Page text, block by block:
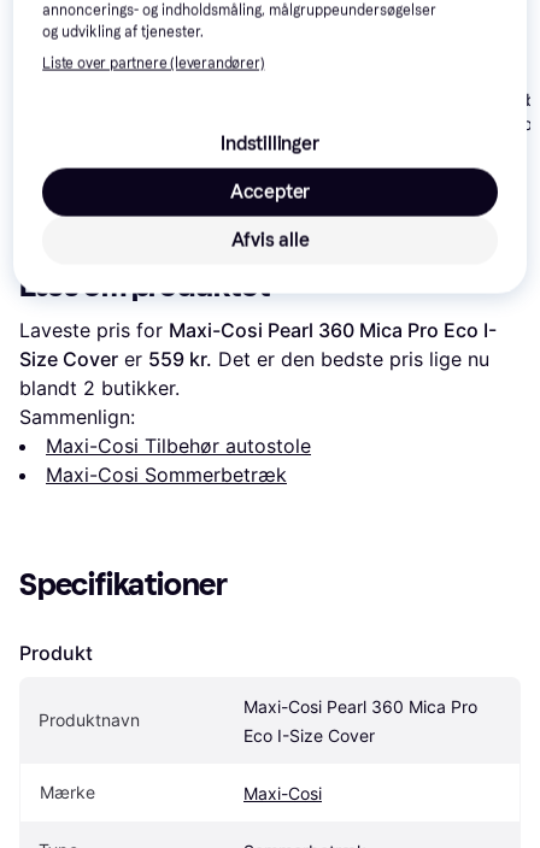
399 kr.
Maxi-Cosi
Sommerdækken til
RodiFix Pro/S
559 kr.
Maxi-Cosi
559 kr.
Læs om produktet
Laveste pris for Maxi-Cosi Pearl 360 Mica Pro Eco I-
Size Cover er 559 kr. Det er den bedste pris lige nu
blandt 2 butikker.
Sammenlign:
Maxi-Cosi Tilbehør autostole
Maxi-Cosi Sommerbetræk
Specifikationer
Produkt
Produktnavn
Maxi-Cosi Pearl 360 Mica Pro
Eco I-Size Cover
Mærke Maxi-Cosi
annoncerings- og indholdsmåling, målgruppeundersøgelser
og udvikling af tjenester.
Liste over partnere (leverandører)
Indstillinger
Afvis alle
Accepter